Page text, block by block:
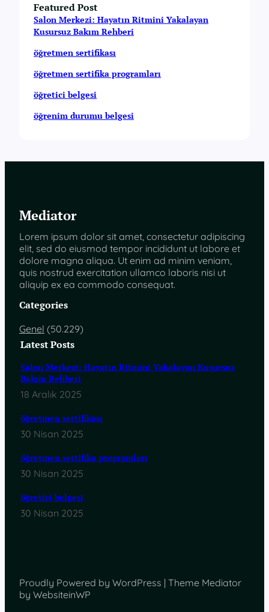
Featured Post
Salon Merkezi: Hayatın Ritmini Yakalayan
Kusursuz Bakım Rehberi
öğretmen sertifikası
öğretmen sertifika programları
öğretici belgesi
öğrenim durumu belgesi
Mediator
Lorem ipsum dolor sit amet, consectetur adipiscing
elit, sed do eiusmod tempor incididunt ut labore et
dolore magna aliqua. Ut enim ad minim veniam,
quis nostrud exercitation ullamco laboris nisi ut
aliquip ex ea commodo consequat.
Categories
Genel (50.229)
Latest Posts
Salon Merkezi: Hayatın Ritmini Yakalayan Kusursuz
Bakım Rehberi
18 Aralık 2025
öğretmen sertifikası
30 Nisan 2025
öğretmen sertifika programları
30 Nisan 2025
öğretici belgesi
30 Nisan 2025
Proudly Powered by WordPress | Theme Mediator
by WebsiteinWP